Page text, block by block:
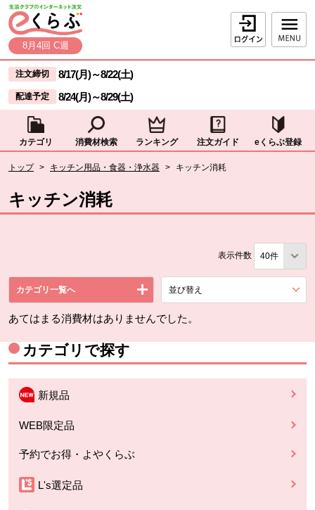
ページの先頭です。
本文へジャンプする。
8月4回 C週
ログイン
ここからサイト内共通メニューです。
サイト内共通メニューをスキップする
注文締切 8/17(月)～8/22(土)
配達予定 8/24(月)～8/29(土)
カテゴリ 消費材検索 ランキング 注文ガイド eくらぶ登録
トップ > キッチン用品・食器・浄水器 > キッチン消耗
キッチン消耗
表示件数
カテゴリ一覧へ 並び替え
あてはまる消費材はありませんでした。
カテゴリで探す
新規品
WEB限定品
予約でお得・よやくらぶ
L's選定品